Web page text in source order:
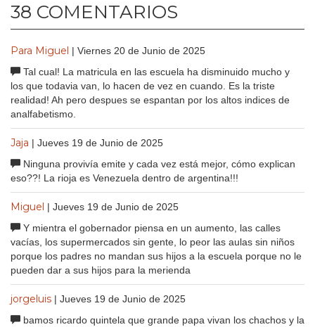
38 COMENTARIOS
Para Miguel | Viernes 20 de Junio de 2025
Tal cual! La matricula en las escuela ha disminuido mucho y
los que todavia van, lo hacen de vez en cuando. Es la triste
realidad! Ah pero despues se espantan por los altos indices de
analfabetismo.
Jaja | Jueves 19 de Junio de 2025
Ninguna provivía emite y cada vez está mejor, cómo explican
eso??! La rioja es Venezuela dentro de argentina!!!
Miguel | Jueves 19 de Junio de 2025
Y mientra el gobernador piensa en un aumento, las calles
vacías, los supermercados sin gente, lo peor las aulas sin niños
porque los padres no mandan sus hijos a la escuela porque no le
pueden dar a sus hijos para la merienda
jorgeluis | Jueves 19 de Junio de 2025
bamos ricardo quintela que grande papa vivan los chachos y la